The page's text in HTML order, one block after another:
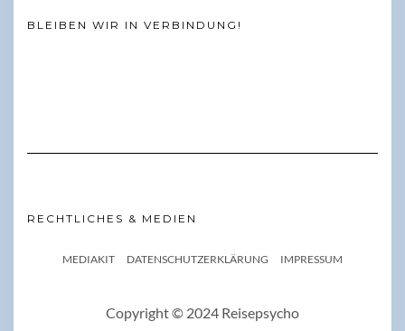
BLEIBEN WIR IN VERBINDUNG!
RECHTLICHES & MEDIEN
MEDIAKIT DATENSCHUTZERKLÄRUNG IMPRESSUM
Copyright © 2024 Reisepsycho